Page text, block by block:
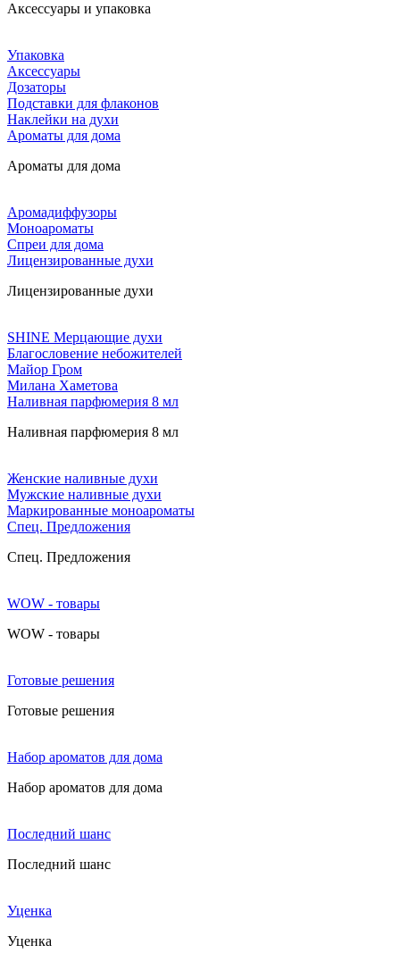
Аксессуары и упаковка
Упаковка
Аксессуары
Дозаторы
Подставки для флаконов
Наклейки на духи
Ароматы для дома
Ароматы для дома
Аромадиффузоры
Моноароматы
Спреи для дома
Лицензированные духи
Лицензированные духи
SHINE Мерцающие духи
Благословение небожителей
Майор Гром
Милана Хаметова
Наливная парфюмерия 8 мл
Наливная парфюмерия 8 мл
Женские наливные духи
Мужские наливные духи
Маркированные моноароматы
Cпец. Предложения
Cпец. Предложения
WOW - товары
WOW - товары
Готовые решения
Готовые решения
Набор ароматов для дома
Набор ароматов для дома
Последний шанс
Последний шанс
Уценка
Уценка